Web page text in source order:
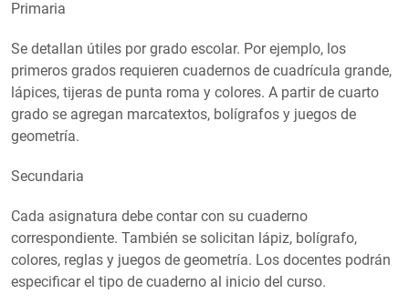
Primaria
Se detallan útiles por grado escolar. Por ejemplo, los
primeros grados requieren cuadernos de cuadrícula grande,
lápices, tijeras de punta roma y colores. A partir de cuarto
grado se agregan marcatextos, bolígrafos y juegos de
geometría.
Secundaria
Cada asignatura debe contar con su cuaderno
correspondiente. También se solicitan lápiz, bolígrafo,
colores, reglas y juegos de geometría. Los docentes podrán
especificar el tipo de cuaderno al inicio del curso.